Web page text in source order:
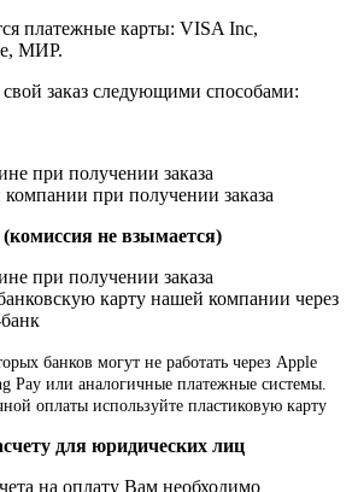
платежные карты: VISA Inc,
МИР.
заказ следующими способами:
при получении заказа
при получении заказа
не взымается)
при получении заказа
карту нашей компании через
банков могут не работать через Apple
Pay или аналогичные платежные системы.
оплаты используйте пластиковую карту
для юридических лиц
на оплату Вам необходимо